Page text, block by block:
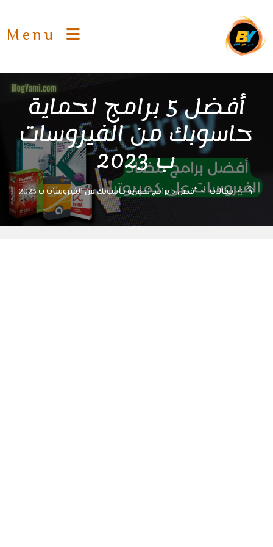
content
Menu
أفضل 5 برامج لحماية
حاسوبك من الفيروسات
ب 2023
> مقالات > أفضل 5 برامج لحماية حاسوبك من الفيروسات ب 2023